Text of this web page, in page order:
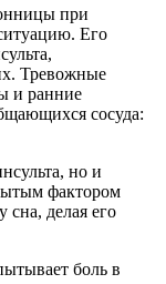
при
Его
Тревожные
и ранние
сосуда:
но и
фактором
сна, делая его
боль в